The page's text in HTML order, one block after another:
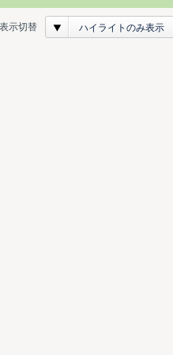
表示切替 ハイライトのみ表示